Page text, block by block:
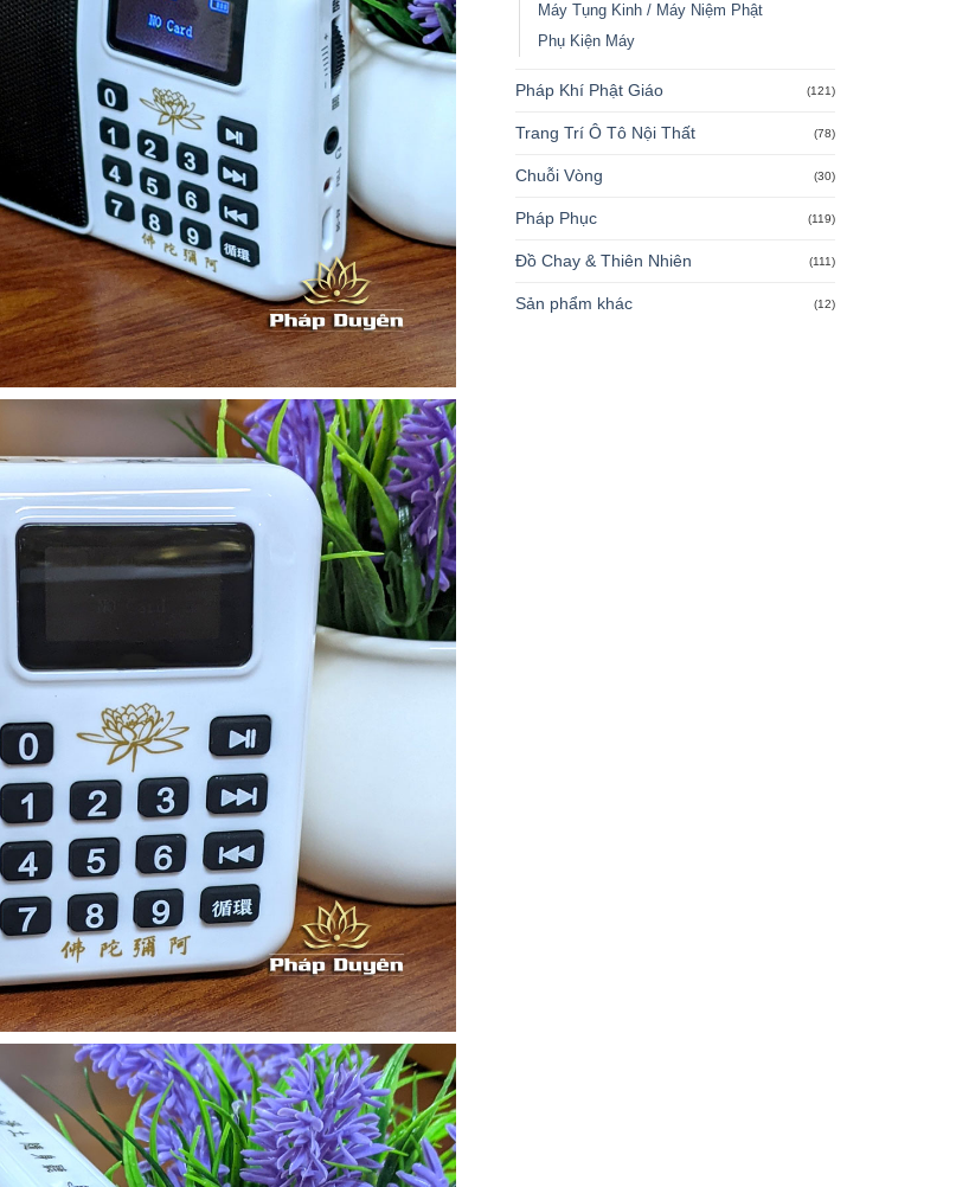
Máy Tụng Kinh / Máy Niệm Phật
Phụ Kiện Máy
Pháp Khí Phật Giáo (121)
Trang Trí Ô Tô Nội Thất (78)
Chuỗi Vòng (30)
Pháp Phục (119)
Đồ Chay & Thiên Nhiên (111)
Sản phẩm khác (12)